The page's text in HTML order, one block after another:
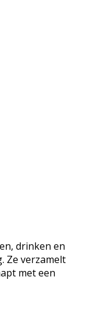
drinken en
Ze verzamelt
met een